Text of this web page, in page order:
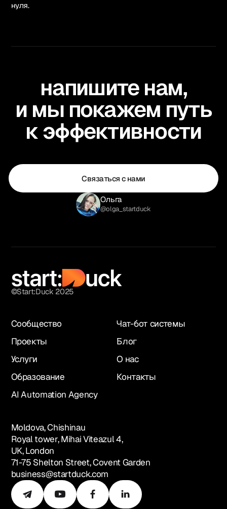
нуля.
напишите нам,
и мы покажем путь
к эффективности
Связаться с нами
Ольга
@olga_startduck
©Start:Duck 2025
Сообщество
Проекты
Услуги
Образование
AI Automation Agency
Чат-бот системы
Блог
О нас
Контакты
Moldova, Chishinau
Royal tower, Mihai Viteazul 4,
UK, London
71-75 Shelton Street, Covent Garden
business@startduck.com